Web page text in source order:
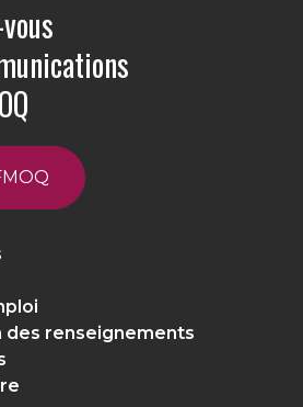
des renseignements